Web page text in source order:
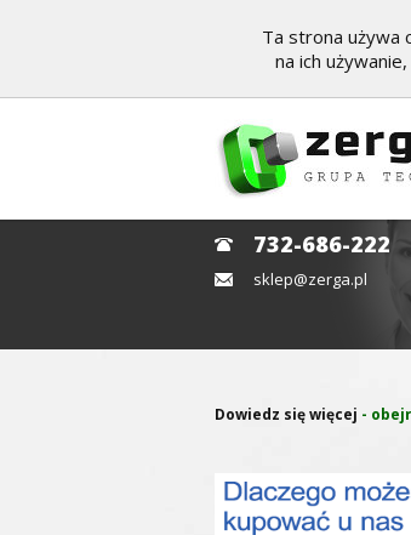
Ta strona używa
na ich
732-686-222
sklep@zerga.pl
Dowiedz się więcej -